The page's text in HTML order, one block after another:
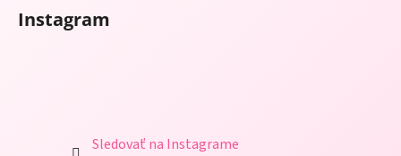
Instagram
Sledovať na Instagrame